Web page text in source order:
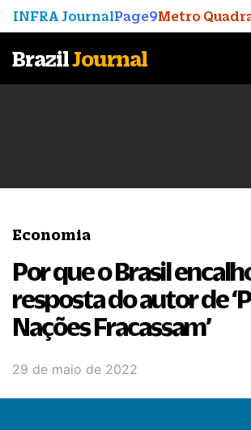
INFRA JournalPage9Metro
BrazilJournal
Economia
Por que o Brasil
resposta do autor de
Nações Fracassam’
29 de maio de 2022